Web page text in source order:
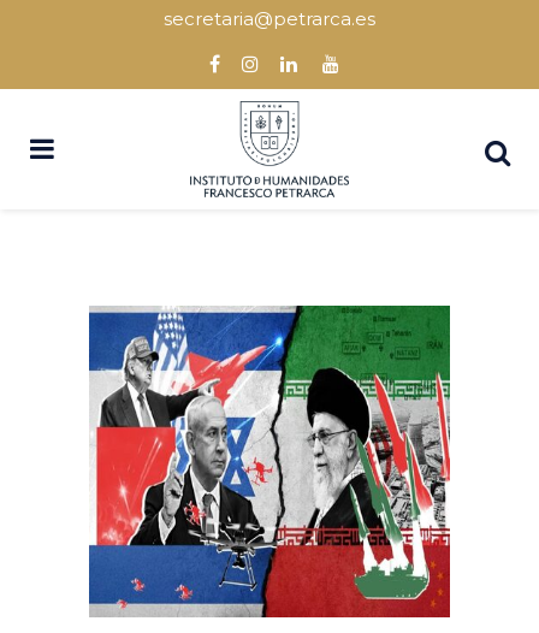
secretaria@petrarca.es